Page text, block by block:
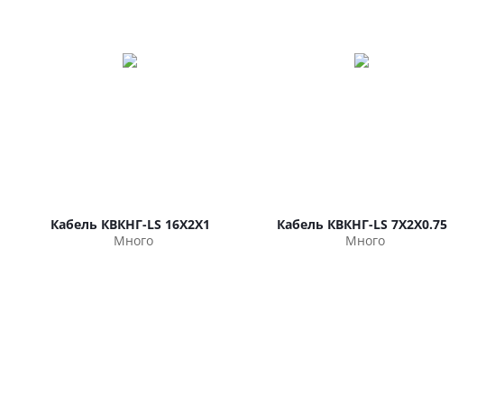
Кабель КВКНГ-LS 16Х2Х1
Много
Кабель КВКНГ-LS 7Х2Х0.75
Много